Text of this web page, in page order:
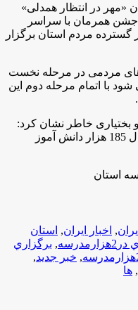
«مهر در انتظار همدلی»
جشن همرمان با سراسر
حضور گسترده مردم استان برگزار
ریال کمک های مردمی در مرحله نخست
با اتمام مرحله دوم این
.
خاطر نشان کرد:
در مرحله دوم جشن عاطفه های امسال 185 هزار دانش آموز
, اخبار ایران, استان
, برگزاري
, خبر جدید,
, ها